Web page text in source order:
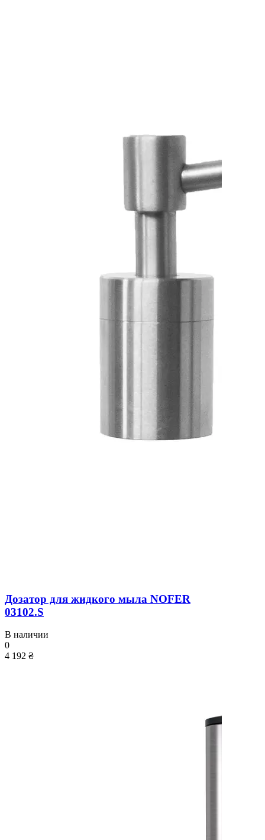
Дозатор для жидкого мыла NOFER
03102.S
В наличии
0
4 192 ₴